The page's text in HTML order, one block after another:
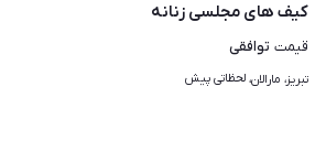
کیف های مجلسی زنانه
قیمت توافقی
تبریز، مارالان، لحظاتی پیش